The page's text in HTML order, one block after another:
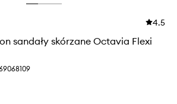
4.5
sandały skórzane Octavia Flexi